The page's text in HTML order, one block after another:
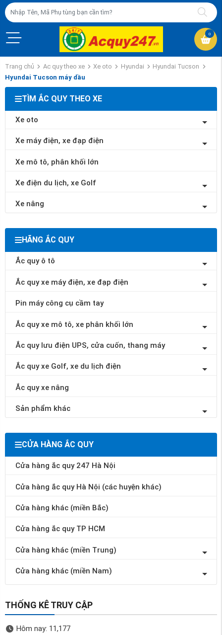
0
Trang chủ Ac quy theo xe Xe oto Hyundai
Hyundai Tucson
Hyundai Tucson máy dầu
TÌM ẮC QUY THEO XE
Xe oto
Xe máy điện, xe đạp điện
Xe mô tô, phân khối lớn
Xe điện du lịch, xe Golf
Xe nâng
HÃNG ẮC QUY
Ắc quy ô tô
Ắc quy xe máy điện, xe đạp điện
Pin máy công cụ cầm tay
Ắc quy xe mô tô, xe phân khối lớn
Ắc quy lưu điện UPS, cửa cuốn, thang máy
Ắc quy xe Golf, xe du lịch điện
Ắc quy xe nâng
Sản phẩm khác
CỬA HÀNG ẮC QUY
Cửa hàng ắc quy 247 Hà Nội
Cửa hàng ắc quy Hà Nội (các huyện khác)
Cửa hàng khác (miền Bắc)
Cửa hàng ắc quy TP HCM
Cửa hàng khác (miền Trung)
Cửa hàng khác (miền Nam)
THỐNG KÊ TRUY CẬP
Hôm nay: 11,177